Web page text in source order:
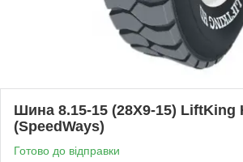
Шина 8.15-15 (28X9-15) LiftKing
(SpeedWays)
Готово до відправки